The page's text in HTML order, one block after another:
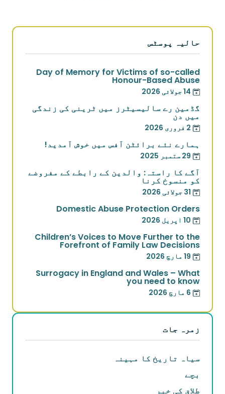
حالیہ پوسٹس
Day of Memory for Victims of so-called
Honour-Based Abuse
14 جولائی 2026
گڈمین رے سالیسیٹرز میں ٹرینی کی زندگی
میں دن
2 فروری 2026
ہمارے نئے برائٹن آفس میں خوش آمدید!
29 ستمبر 2025
آگے کا راستہ: والدین کے رابطے کے مفروضے
کو منسوخ کرنا
31 جولائی 2026
Domestic Abuse Protection Orders
10 اپریل 2026
Children’s Voices to Move Further to the
Forefront of Family Law Decisions
19 مارچ 2026
Surrogacy in England and Wales – What
you need to know
6 مارچ 2026
زمرہ جات
سیاہ تاریخ کا مہینہ
بچے
طلاق کی خبر